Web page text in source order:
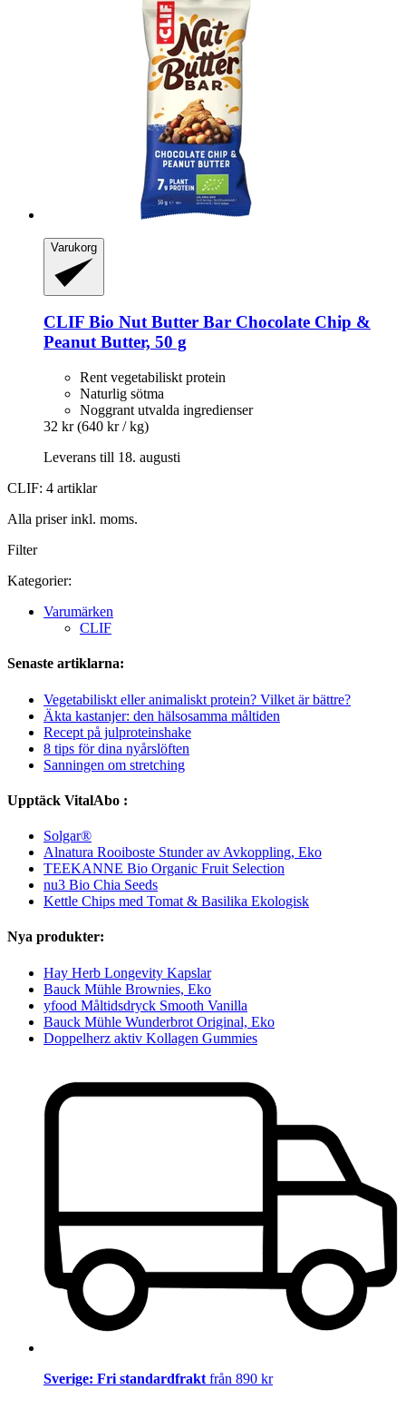
Varukorg
CLIF Bio Nut Butter Bar Chocolate Chip &
Peanut Butter, 50 g
Rent vegetabiliskt protein
Naturlig sötma
Noggrant utvalda ingredienser
32 kr (640 kr / kg)
Leverans till 18. augusti
CLIF: 4 artiklar
Alla priser inkl. moms.
Filter
Kategorier:
Varumärken
CLIF
Senaste artiklarna:
Vegetabiliskt eller animaliskt protein? Vilket är bättre?
Äkta kastanjer: den hälsosamma måltiden
Recept på julproteinshake
8 tips för dina nyårslöften
Sanningen om stretching
Upptäck VitalAbo :
Solgar®
Alnatura Rooiboste Stunder av Avkoppling, Eko
TEEKANNE Bio Organic Fruit Selection
nu3 Bio Chia Seeds
Kettle Chips med Tomat & Basilika Ekologisk
Nya produkter:
Hay Herb Longevity Kapslar
Bauck Mühle Brownies, Eko
yfood Måltidsdryck Smooth Vanilla
Bauck Mühle Wunderbrot Original, Eko
Doppelherz aktiv Kollagen Gummies
Sverige: Fri standardfrakt från 890 kr